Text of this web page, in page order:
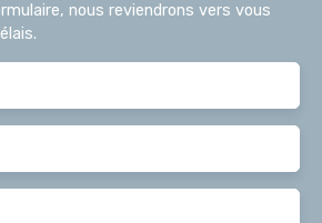
nous reviendrons vers vous